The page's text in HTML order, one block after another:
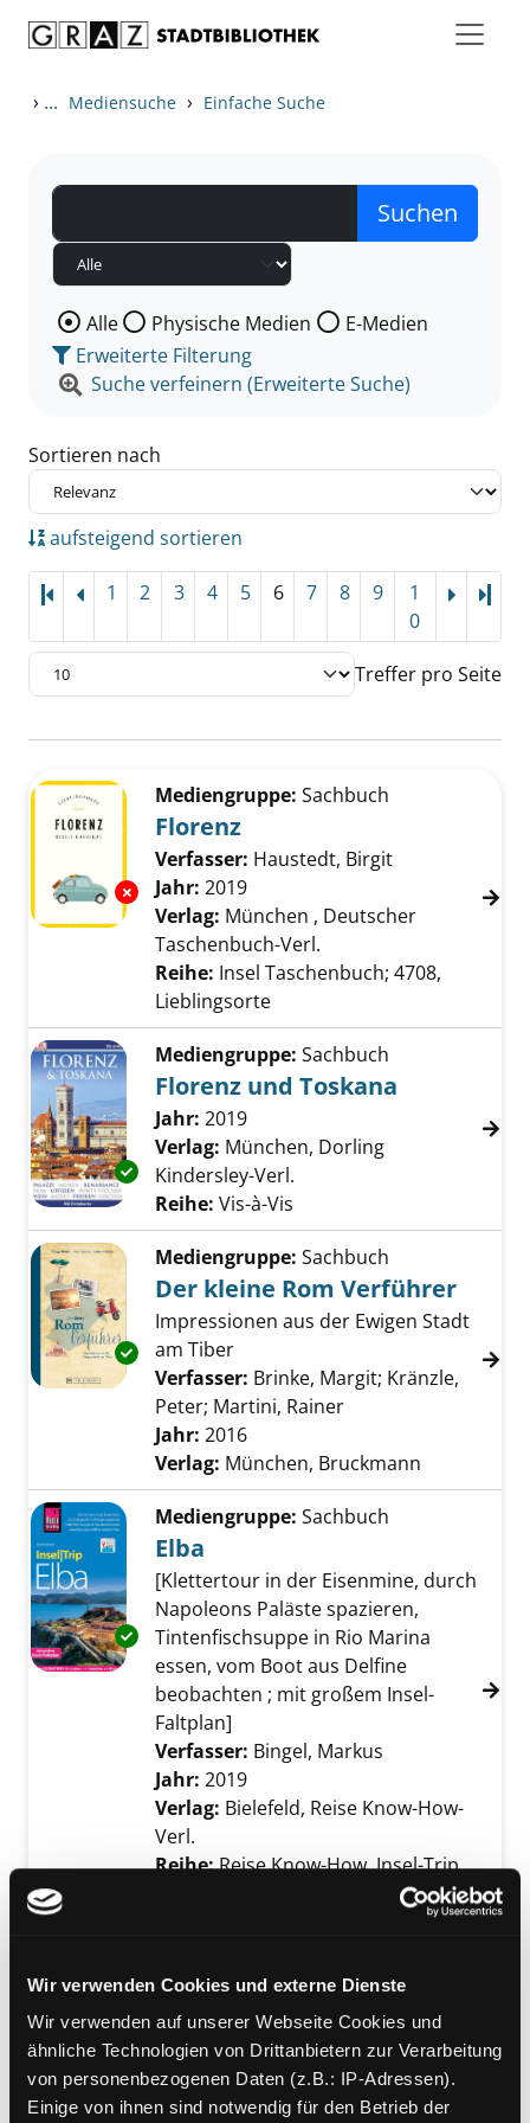
Wir verwenden Cookies und externe Dienste
Wir verwenden auf unserer Webseite Cookies und
ähnliche Technologien von Drittanbietern zur Verarbeitung
von personenbezogenen Daten (z.B.: IP-Adressen).
Einige von ihnen sind notwendig für den Betrieb der
› ... Mediensuche › Einfache Suche
Wählen Sie die Medienart nach der Sie suchen wollen.
Alle Physische Medien
E-Medien
Erweiterte Filterung
Suche verfeinern (Erweiterte Suche)
Sortieren nach
aufsteigend sortieren
1 2 3 4 5 6 7 8 9
1
0
Treffer pro Seite
Zu den Suchfiltern springen
Exemplar-Details von Florenz anzeigen
Mediengruppe: Sachbuch
Florenz
Verfasser: Haustedt, Birgit
Jahr: 2019
Verlag: München , Deutscher
Taschenbuch-Verl.
Reihe: Insel Taschenbuch; 4708,
Lieblingsorte
Exemplar-Details von Florenz und Toskana
Mediengruppe: Sachbuch
Florenz und Toskana
Suche nach diesem Verfasser
Jahr: 2019
Verlag: München, Dorling
Kindersley-Verl.
Reihe: Vis-à-Vis
Exemplar-Details von Der kleine Rom
Mediengruppe: Sachbuch
Der kleine Rom Verführer
Impressionen aus der Ewigen Stadt
am Tiber
Verfasser: Brinke, Margit; Kränzle,
Peter; Martini, Rainer
Jahr: 2016
Verlag: München, Bruckmann
Exemplar-Details von Elba anzeigen
Mediengruppe: Sachbuch
Elba
[Klettertour in der Eisenmine, durch
Napoleons Paläste spazieren,
Tintenfischsuppe in Rio Marina
essen, vom Boot aus Delfine
beobachten ; mit großem Insel-
Faltplan]
Verfasser: Bingel, Markus
Jahr: 2019
Verlag: Bielefeld, Reise Know-How-
Verl.
Reihe:Reise Know-How, Insel-Trip
Exemplar-Details von Rom anzeigen
[die besten Tipps und Adressen der
Locals]
Suche nach diesem Verfasser
Jahr:
Verlag:
München, Bruckmann-Verl.
Reihe:
500 hidden secrets